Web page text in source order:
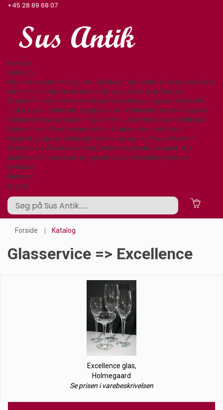
+45 28 89 68 07
Forside
Katalog
Keramik og stentøj Figurer. Kgl. B&G, mm. Varia Glasservice Glas,
Karafler,kander,vaser Specielle og gamle glas Bing og
Grøndahl spise-kaffestel Royal Copenhagen spise-kaffestel
Tyske spise- kaffestel Lyngby spise- kaffestel Rørstrand spise-
kaffestel Desiree spise- og kaffestel Aluminia spise- kaffestel
Kjøbenhavns Porcellains Maleri Arabia spise-kaffestel
Knabstrup spise-kaffestel Diverse spise- kaffestel Platter /
årsklokker/ Årskrus Lamper/belysning Bestik sølvplet, stål
Sølv/Guld Afbilledede bøger Billedkunst Møbler Nyheder
Nyheder
Butikken
Log ind
Forside Katalog
Glasservice => Excellence
Excellence glas,
Holmegaard
Se prisen i varebeskrivelsen